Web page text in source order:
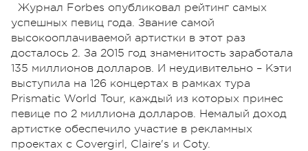
Журнал Forbes опубликовал рейтинг самых
успешных певиц года. Звание самой
высокооплачиваемой артистки в этот раз
досталось 2. За 2015 год знаменитость заработала
135 миллионов долларов. И неудивительно – Кэти
выступила на 126 концертах в рамках тура
Prismatic World Tour, каждый из которых принес
певице по 2 миллиона долларов. Немалый доход
артистке обеспечило участие в рекламных
проектах с Covergirl, Claire's и Coty.